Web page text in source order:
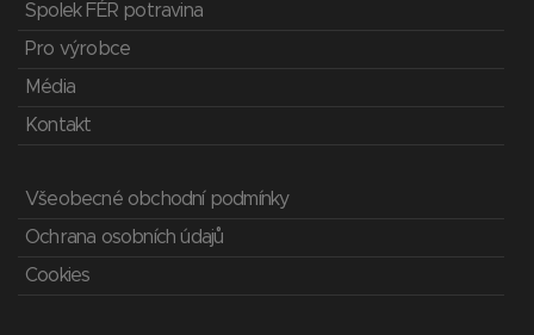
Spolek FÉR potravina
Pro výrobce
Média
Kontakt
Všeobecné obchodní podmínky
Ochrana osobních údajů
Cookies